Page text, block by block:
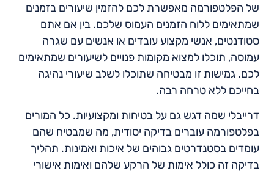
של הפלטפורמה מאפשרת לכם להזמין שיעורים בזמנים
שמתאימים ללוח הזמנים העמוס שלכם. בין אם אתם
סטודנטים, אנשי מקצוע עובדים או אנשים עם שגרה
עמוסה, תוכלו למצוא מקומות פנויים לשיעורים שמתאימים
לכם. גמישות זו מבטיחה שתוכלו לשלב שיעורי נהיגה
בחייכם ללא טרחה רבה.
דרייבלי שמה דגש גם על בטיחות ומקצועיות. כל המורים
בפלטפורמה עוברים בדיקה יסודית, מה שמבטיח שהם
עומדים בסטנדרטים גבוהים של איכות ואמינות. תהליך
בדיקה זה כולל אימות של הרקע שלהם ואימות אישורי